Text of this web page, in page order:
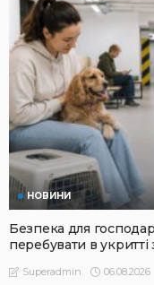
НОВИНИ
Безпека для
перебувати в
Superadmin 06.08.2026